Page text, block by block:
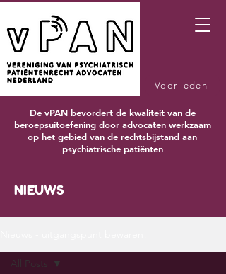
De vPAN bevordert de kwaliteit van de
beroepsuitoefening door advocaten werkzaam
op het gebied van de rechtsbijstand aan
psychiatrische patiënten
Voor leden
NIEUWS
All Posts